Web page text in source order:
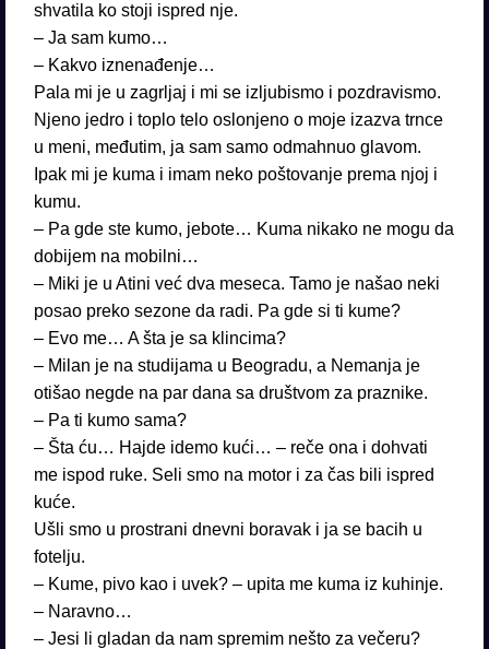
shvatila ko stoji ispred nje.
– Ja sam kumo…
– Kakvo iznenađenje…
Pala mi je u zagrljaj i mi se izljubismo i pozdravismo.
Njeno jedro i toplo telo oslonjeno o moje izazva trnce
u meni, međutim, ja sam samo odmahnuo glavom.
Ipak mi je kuma i imam neko poštovanje prema njoj i
kumu.
– Pa gde ste kumo, jebote… Kuma nikako ne mogu da
dobijem na mobilni…
– Miki je u Atini već dva meseca. Tamo je našao neki
posao preko sezone da radi. Pa gde si ti kume?
– Evo me… A šta je sa klincima?
– Milan je na studijama u Beogradu, a Nemanja je
otišao negde na par dana sa društvom za praznike.
– Pa ti kumo sama?
– Šta ću… Hajde idemo kući… – reče ona i dohvati
me ispod ruke. Seli smo na motor i za čas bili ispred
kuće.
Ušli smo u prostrani dnevni boravak i ja se bacih u
fotelju.
– Kume, pivo kao i uvek? – upita me kuma iz kuhinje.
– Naravno…
– Jesi li gladan da nam spremim nešto za večeru?